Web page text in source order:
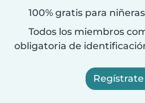
100% gratis para niñeras
Todos los miembros
obligatoria de